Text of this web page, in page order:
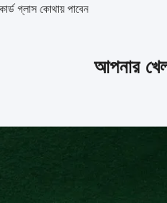
গ্লাস কোথায় পাবেন
আপনার